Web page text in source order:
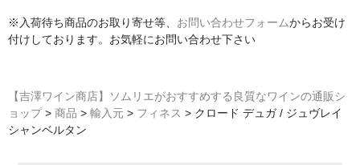
※入荷待ち商品のお取り寄せ等、 お問い合わせフォームからお受け
付けしております。お気軽にお問い合わせ下さい
【吉澤ワイン商店】ソムリエがおすすめする良質なワインの通販シ
ョップ> 商品 > 輸入元 > フィネス > クロード デュガ / ジュヴレイ
シャンベルタン